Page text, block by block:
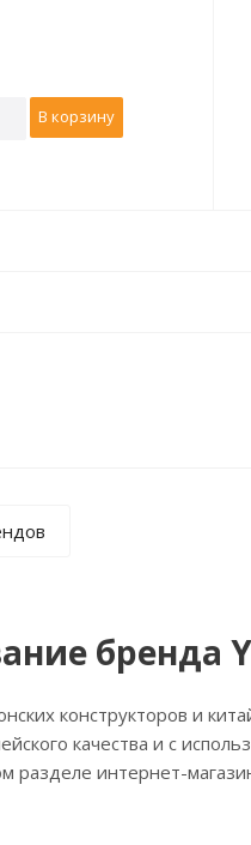
В корзину
бренда
конструкторов и
качества и с
разделе интернет-